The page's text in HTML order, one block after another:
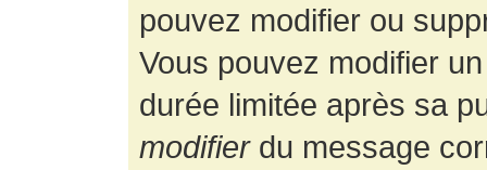
pouvez modifier ou
Vous pouvez modifier
durée limitée après sa
modifierdu message